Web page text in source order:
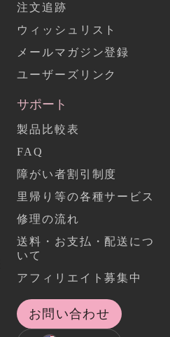
注文追跡
ウィッシュリスト
メールマガジン登録
ユーザーズリンク
サポート
製品比較表
FAQ
障がい者割引制度
里帰り等の各種サービス
修理の流れ
送料・お支払・配送につ
いて
アフィリエイト募集中
お問い合わせ